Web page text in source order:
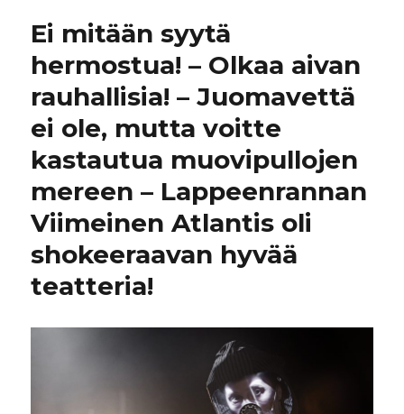
Ei mitään syytä
hermostua! – Olkaa aivan
rauhallisia! – Juomavettä
ei ole, mutta voitte
kastautua muovipullojen
mereen – Lappeenrannan
Viimeinen Atlantis oli
shokeeraavan hyvää
teatteria!